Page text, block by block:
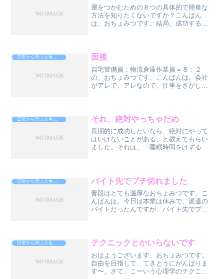
運をつかむための８つの具体的で簡単な
方法を知りたくないですか？こんばん
は、おちょみつです。結局、成功する人
てますか？とある、イタリア...
日常から学ぶ人生攻略法 面接
自宅警備員：物流倉庫作業員＝８：２
の、おちょみつです、こんばんは。会社
がアレで、アレなので、仕事をさがし始
というわけで、タイミーのア...
日常から学ぶ人生攻略法 それ、絶対やっちゃだめ
長期的に成功したいなら、絶対にやって
はいけないことがある、と教えてもらい
ました。それは、「睡眠時間をけずるこ
も、睡眠時間をけずる＝ゆ...
バイト先でブチ切れました
普段はとても温厚なおちょみつです、こ
んばんは。今日は本業は休みで、派遣の
バイトだったんですが、バイト先でブチ
に乗ってきて、僕の頭の中...
日常から学ぶ人生攻略法 テクニックとかいらないです
おはようございます、おちょみつです。
自由を目指して、てきとうにがんばりま
す〜。さて、こーいう心理学のテクニッ